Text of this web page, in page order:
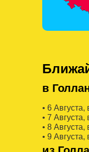
в
• 6 Августa,
• 7 Августa,
• 8 Августa,
• 9 Августa,